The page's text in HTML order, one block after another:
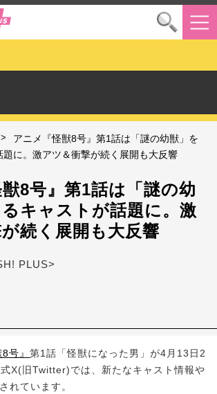
>
アニメ『怪獣8号』第1話は「謎の幼獣」を
に。激アツ＆衝撃が続く展開も大反響
8号』第1話は「謎の幼
キャストが話題に。激
続く展開も大反響
PLUS>
8号』第1話「怪獣になった男」が4月13日2
X(旧Twitter)では、新たなキャスト情報や
れています。